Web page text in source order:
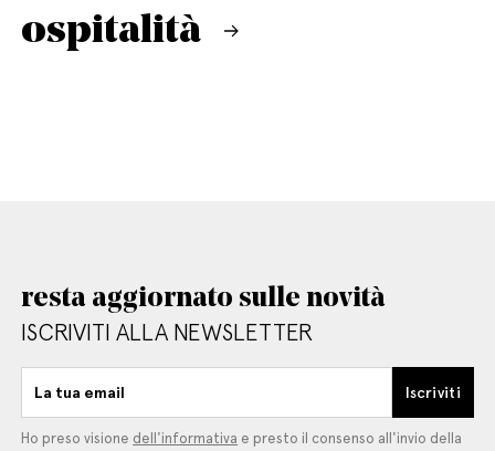
ospitalità
resta aggiornato sulle novità
ISCRIVITI ALLA NEWSLETTER
La tua email Iscriviti
Ho preso visione dell'informativa e presto il consenso all'invio della